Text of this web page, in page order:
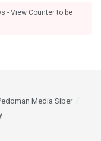
- View Counter to be
Media Siber